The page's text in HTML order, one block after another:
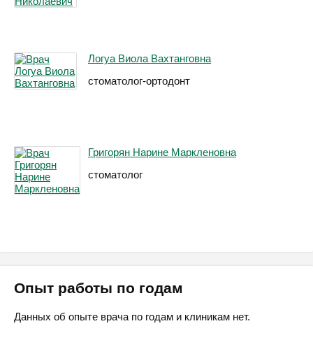
Логуа Виола Вахтанговна
стоматолог-ортодонт
Григорян Нарине Маркленовна
стоматолог
Опыт работы по годам
Данных об опыте врача по годам и клиникам нет.